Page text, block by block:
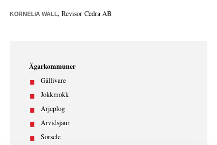
KORNELIA WALL, Revisor Cedra AB
Ägarkommuner
Gällivare
Jokkmokk
Arjeplog
Arvidsjaur
Sorsele